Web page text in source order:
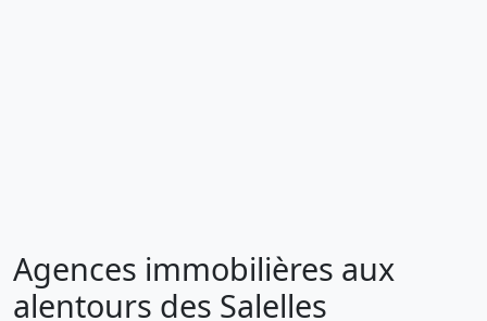
Agences immobilières aux
alentours des Salelles